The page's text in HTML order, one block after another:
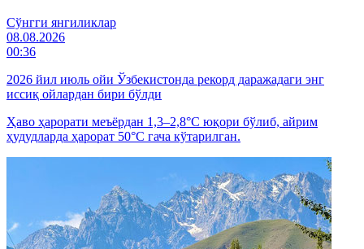
Cўнгги янгиликлар
08.08.2026
00:36
2026 йил июль ойи Ўзбекистонда рекорд даражадаги энг
иссиқ ойлардан бири бўлди
Ҳаво ҳарорати меъёрдан 1,3–2,8°C юқори бўлиб, айрим
ҳудудларда ҳарорат 50°C гача кўтарилган.